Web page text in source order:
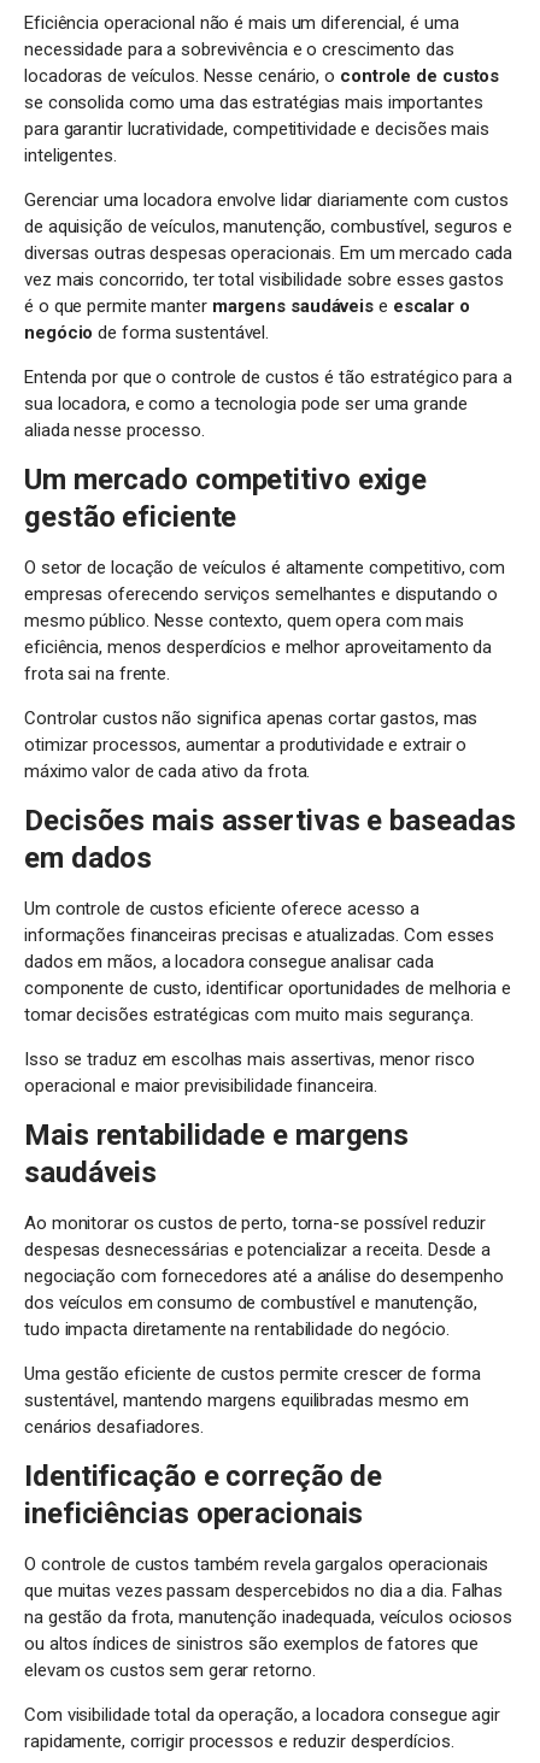
Eficiência operacional não é mais um diferencial, é uma
necessidade para a sobrevivência e o crescimento das
locadoras de veículos. Nesse cenário, o controle de custos
se consolida como uma das estratégias mais importantes
para garantir lucratividade, competitividade e decisões mais
inteligentes.
Gerenciar uma locadora envolve lidar diariamente com custos
de aquisição de veículos, manutenção, combustível, seguros e
diversas outras despesas operacionais. Em um mercado cada
vez mais concorrido, ter total visibilidade sobre esses gastos
é o que permite manter margens saudáveis e escalar o
negócio de forma sustentável.
Entenda por que o controle de custos é tão estratégico para a
sua locadora, e como a tecnologia pode ser uma grande
aliada nesse processo.
Um mercado competitivo exige
gestão eficiente
O setor de locação de veículos é altamente competitivo, com
empresas oferecendo serviços semelhantes e disputando o
mesmo público. Nesse contexto, quem opera com mais
eficiência, menos desperdícios e melhor aproveitamento da
frota sai na frente.
Controlar custos não significa apenas cortar gastos, mas
otimizar processos, aumentar a produtividade e extrair o
máximo valor de cada ativo da frota.
Decisões mais assertivas e baseadas
em dados
Um controle de custos eficiente oferece acesso a
informações financeiras precisas e atualizadas. Com esses
dados em mãos, a locadora consegue analisar cada
componente de custo, identificar oportunidades de melhoria e
tomar decisões estratégicas com muito mais segurança.
Isso se traduz em escolhas mais assertivas, menor risco
operacional e maior previsibilidade financeira.
Mais rentabilidade e margens
saudáveis
Ao monitorar os custos de perto, torna-se possível reduzir
despesas desnecessárias e potencializar a receita. Desde a
negociação com fornecedores até a análise do desempenho
dos veículos em consumo de combustível e manutenção,
tudo impacta diretamente na rentabilidade do negócio.
Uma gestão eficiente de custos permite crescer de forma
sustentável, mantendo margens equilibradas mesmo em
cenários desafiadores.
Identificação e correção de
ineficiências operacionais
O controle de custos também revela gargalos operacionais
que muitas vezes passam despercebidos no dia a dia. Falhas
na gestão da frota, manutenção inadequada, veículos ociosos
ou altos índices de sinistros são exemplos de fatores que
elevam os custos sem gerar retorno.
Com visibilidade total da operação, a locadora consegue agir
rapidamente, corrigir processos e reduzir desperdícios.